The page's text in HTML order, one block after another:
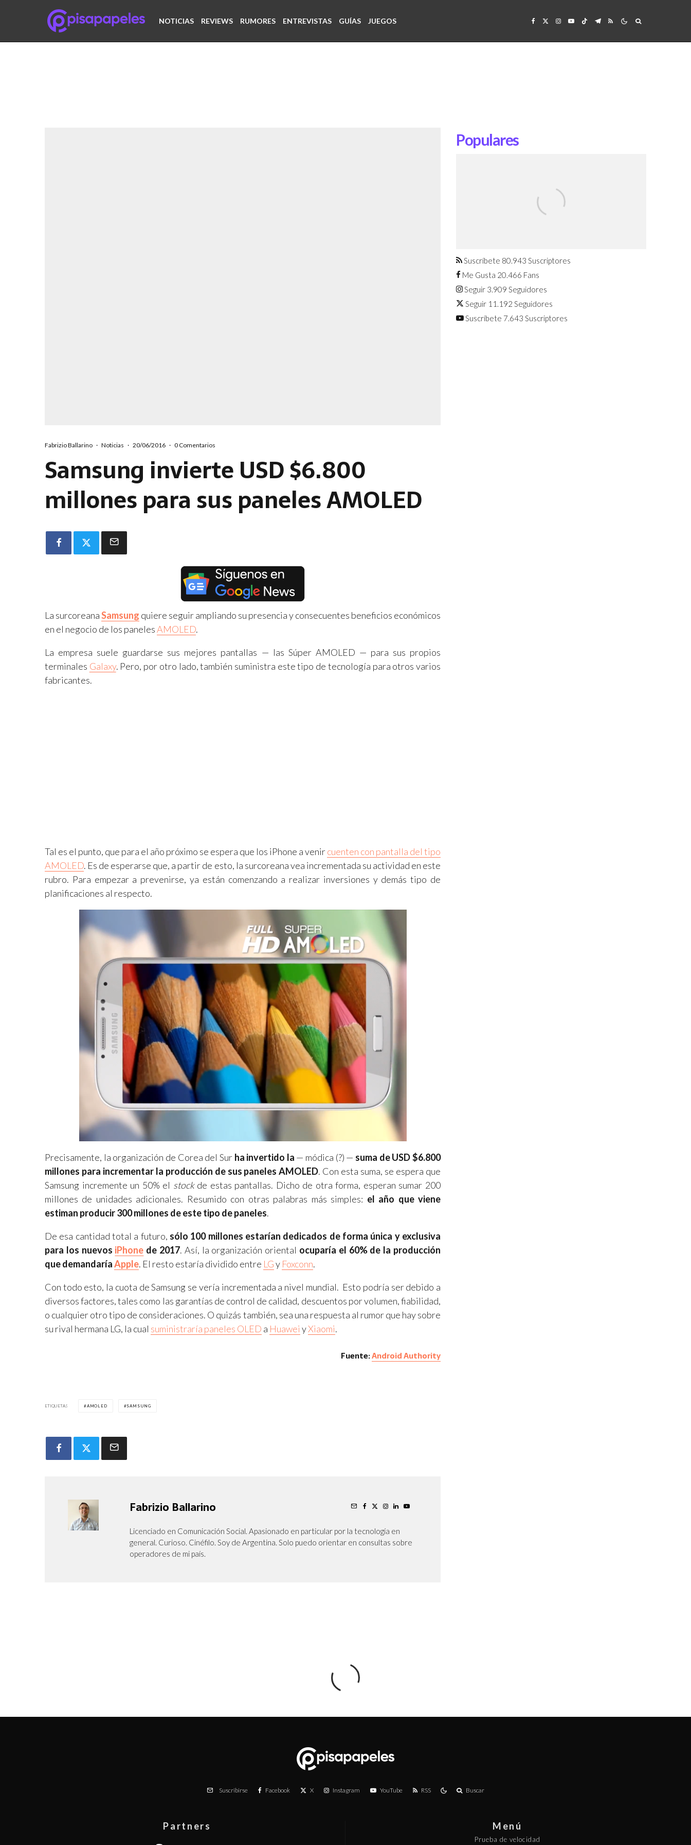
NOTICIAS REVIEWS RUMORES ENTREVISTAS GUÍAS JUEGOS
Fabrizio Ballarino · Noticias · 20/06/2016 · 0 Comentarios
Samsung invierte USD $6.800
millones para sus paneles AMOLED
La surcoreanaSamsung quiere seguir ampliando su presencia y consecuentes beneficios económicos
en el negocio de los panelesAMOLED.
La empresa suele guardarse sus mejores pantallas — las Súper AMOLED — para sus propios
terminales Galaxy. Pero, por otro lado, también suministra este tipo de tecnología para otros varios
fabricantes.
Tal es el punto, que para el año próximo se espera que los iPhone a venircuenten con pantalla del tipo
AMOLED. Es de esperarse que, a partir de esto, la surcoreana vea incrementada su actividad en este
rubro. Para empezar a prevenirse, ya están comenzando a realizar inversiones y demás tipo de
planificaciones al respecto.
Precisamente, la organización de Corea del Sur ha invertido la — módica (?) — suma de USD $6.800
millones para incrementar la producción de sus paneles AMOLED. Con esta suma, se espera que
Samsung incremente un 50% el stockde estas pantallas. Dicho de otra forma, esperan sumar 200
millones de unidades adicionales. Resumido con otras palabras más simples: el año que viene
estiman producir 300 millones de este tipo de paneles.
De esa cantidad total a futuro, sólo 100 millones estarían dedicados de forma única y exclusiva
para los nuevos iPhone de 2017. Así, la organización oriental ocuparía el 60% de la producción
que demandaríaApple. El resto estaría dividido entre LGy Foxconn.
Con todo esto, la cuota de Samsung se vería incrementada a nivel mundial. Esto podría ser debido a
diversos factores, tales como las garantías de control de calidad, descuentos por volumen, fiabilidad,
o cualquier otro tipo de consideraciones. O quizás también, sea una respuesta al rumor que hay sobre
su rival hermana LG, la cual suministraría paneles OLED a Huawei yXiaomi.
Fuente:Android Authority
ETIQUETAS AMOLED SAMSUNG
Fabrizio Ballarino
Licenciado en Comunicación Social. Apasionado en particular por la tecnología en
general. Curioso. Cinéfilo. Soy de Argentina. Solo puedo orientar en consultas sobre
operadores de mi país.
Populares
agosto
Suscríbete 80.943 Suscriptores
Me Gusta 20.466 Fans
Seguir 3.909 Seguidores
Seguir 11.192 Seguidores
Suscríbete 7.643 Suscriptores
Suscribirse Facebook X Instagram YouTube RSS Buscar
Partners Menú
Prueba de velocidad